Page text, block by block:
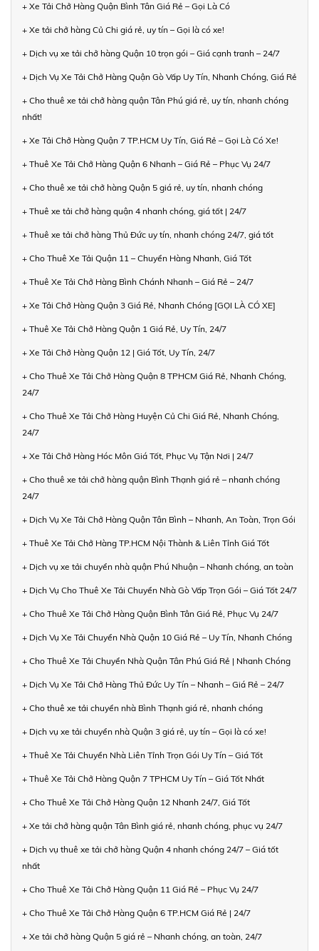
+ Xe Tải Chở Hàng Quận Bình Tân Giá Rẻ – Gọi Là Có
+ Xe tải chở hàng Củ Chi giá rẻ, uy tín – Gọi là có xe!
+ Dịch vụ xe tải chở hàng Quận 10 trọn gói – Giá cạnh tranh – 24/7
+ Dịch Vụ Xe Tải Chở Hàng Quận Gò Vấp Uy Tín, Nhanh Chóng, Giá Rẻ
+ Cho thuê xe tải chở hàng quận Tân Phú giá rẻ, uy tín, nhanh chóng
nhất!
+ Xe Tải Chở Hàng Quận 7 TP.HCM Uy Tín, Giá Rẻ – Gọi Là Có Xe!
+ Thuê Xe Tải Chở Hàng Quận 6 Nhanh – Giá Rẻ – Phục Vụ 24/7
+ Cho thuê xe tải chở hàng Quận 5 giá rẻ, uy tín, nhanh chóng
+ Thuê xe tải chở hàng quận 4 nhanh chóng, giá tốt | 24/7
+ Thuê xe tải chở hàng Thủ Đức uy tín, nhanh chóng 24/7, giá tốt
+ Cho Thuê Xe Tải Quận 11 – Chuyển Hàng Nhanh, Giá Tốt
+ Thuê Xe Tải Chở Hàng Bình Chánh Nhanh – Giá Rẻ – 24/7
+ Xe Tải Chở Hàng Quận 3 Giá Rẻ, Nhanh Chóng [GỌI LÀ CÓ XE]
+ Thuê Xe Tải Chở Hàng Quận 1 Giá Rẻ, Uy Tín, 24/7
+ Xe Tải Chở Hàng Quận 12 | Giá Tốt, Uy Tín, 24/7
+ Cho Thuê Xe Tải Chở Hàng Quận 8 TPHCM Giá Rẻ, Nhanh Chóng,
24/7
+ Cho Thuê Xe Tải Chở Hàng Huyện Củ Chi Giá Rẻ, Nhanh Chóng,
24/7
+ Xe Tải Chở Hàng Hóc Môn Giá Tốt, Phục Vụ Tận Nơi | 24/7
+ Cho thuê xe tải chở hàng quận Bình Thạnh giá rẻ – nhanh chóng
24/7
+ Dịch Vụ Xe Tải Chở Hàng Quận Tân Bình – Nhanh, An Toàn, Trọn Gói
+ Thuê Xe Tải Chở Hàng TP.HCM Nội Thành & Liên Tỉnh Giá Tốt
+ Dịch vụ xe tải chuyển nhà quận Phú Nhuận – Nhanh chóng, an toàn
+ Dịch Vụ Cho Thuê Xe Tải Chuyển Nhà Gò Vấp Trọn Gói – Giá Tốt 24/7
+ Cho Thuê Xe Tải Chở Hàng Quận Bình Tân Giá Rẻ, Phục Vụ 24/7
+ Dịch Vụ Xe Tải Chuyển Nhà Quận 10 Giá Rẻ – Uy Tín, Nhanh Chóng
+ Cho Thuê Xe Tải Chuyển Nhà Quận Tân Phú Giá Rẻ | Nhanh Chóng
+ Dịch Vụ Xe Tải Chở Hàng Thủ Đức Uy Tín – Nhanh – Giá Rẻ – 24/7
+ Cho thuê xe tải chuyển nhà Bình Thạnh giá rẻ, nhanh chóng
+ Dịch vụ xe tải chuyển nhà Quận 3 giá rẻ, uy tín – Gọi là có xe!
+ Thuê Xe Tải Chuyển Nhà Liên Tỉnh Trọn Gói Uy Tín – Giá Tốt
+ Thuê Xe Tải Chở Hàng Quận 7 TPHCM Uy Tín – Giá Tốt Nhất
+ Cho Thuê Xe Tải Chở Hàng Quận 12 Nhanh 24/7, Giá Tốt
+ Xe tải chở hàng quận Tân Bình giá rẻ, nhanh chóng, phục vụ 24/7
+ Dịch vụ thuê xe tải chở hàng Quận 4 nhanh chóng 24/7 – Giá tốt
nhất
+ Cho Thuê Xe Tải Chở Hàng Quận 11 Giá Rẻ – Phục Vụ 24/7
+ Cho Thuê Xe Tải Chở Hàng Quận 6 TP.HCM Giá Rẻ | 24/7
+ Xe tải chở hàng Quận 5 giá rẻ – Nhanh chóng, an toàn, 24/7